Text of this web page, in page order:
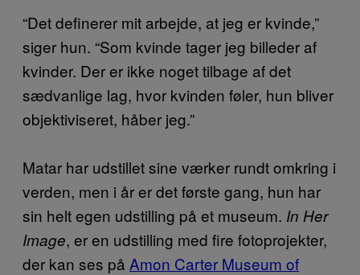
“Det definerer mit arbejde, at jeg er kvinde,”
siger hun. “Som kvinde tager jeg billeder af
kvinder. Der er ikke noget tilbage af det
sædvanlige lag, hvor kvinden føler, hun bliver
objektiviseret, håber jeg.”
Matar har udstillet sine værker rundt omkring i
verden, men i år er det første gang, hun har
sin helt egen udstilling på et museum. In Her
Image, er en udstilling med fire fotoprojekter,
der kan ses på Amon Carter Museum of